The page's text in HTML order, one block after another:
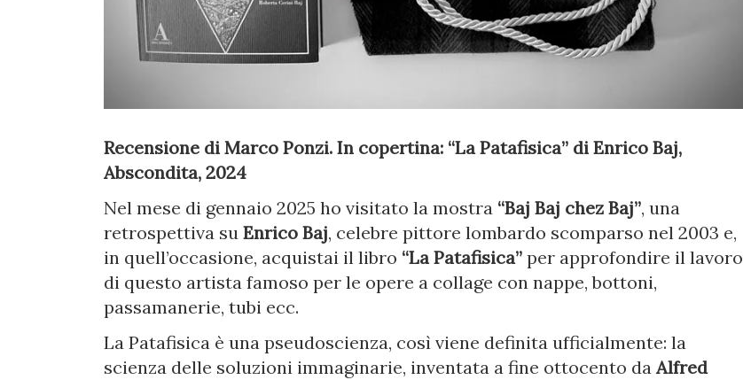
Recensione di Marco Ponzi. In copertina: “La Patafisica” di Enrico Baj,
Abscondita, 2024
Nel mese di gennaio 2025 ho visitato la mostra “Baj Baj chez Baj”, una
retrospettiva su Enrico Baj, celebre pittore lombardo scomparso nel 2003 e,
in quell’occasione, acquistai il libro “La Patafisica” per approfondire il lavoro
di questo artista famoso per le opere a collage con nappe, bottoni,
passamanerie, tubi ecc.
La Patafisica è una pseudoscienza, così viene definita ufficialmente: la
scienza delle soluzioni immaginarie, inventata a fine ottocento daAlfred